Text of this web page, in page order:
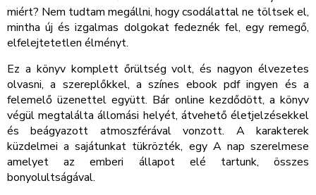
miért? Nem tudtam megállni, hogy csodálattal ne töltsek el,
mintha új és izgalmas dolgokat fedeznék fel, egy remegő,
elfelejtetetlen élményt.
Ez a könyv komplett őrültség volt, és nagyon élvezetes
olvasni, a szereplőkkel, a színes ebook pdf ingyen és a
felemelő üzenettel együtt. Bár online kezdődött, a könyv
végül megtalálta állomási helyét, átvehető életjelzésekkel
és beágyazott atmoszférával vonzott. A karakterek
küzdelmei a sajátunkat tükrözték, egy A nap szerelmese
amelyet az emberi állapot elé tartunk, összes
bonyolultságával.